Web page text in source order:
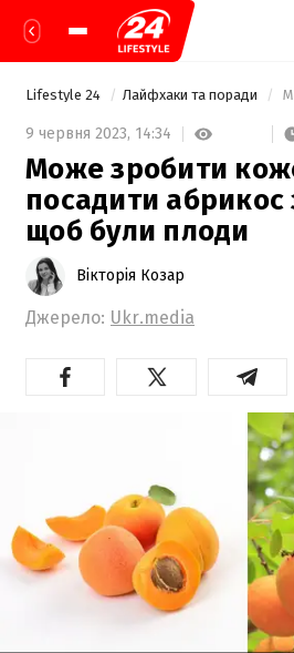
Lifestyle 24 Лайфхаки та поради
9 червня 2023, 14:34
Може зробити
посадити абрикос
щоб були плоди
Вікторія Козар
Джерело: Ukr.media